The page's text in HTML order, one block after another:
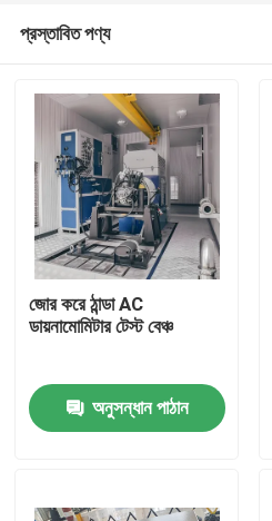
প্রস্তাবিত পণ্য
জোর করে ঠান্ডা AC
ডায়নামোমিটার টেস্ট বেঞ্চ
অনুসন্ধান পাঠান